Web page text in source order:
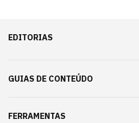
EDITORIAS
GUIAS DE CONTEÚDO
FERRAMENTAS